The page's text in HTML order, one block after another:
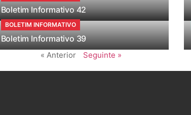
Boletim Informativo 42
BOLETIM INFORMATIVO
Boletim Informativo 39
« Anterior Seguinte »